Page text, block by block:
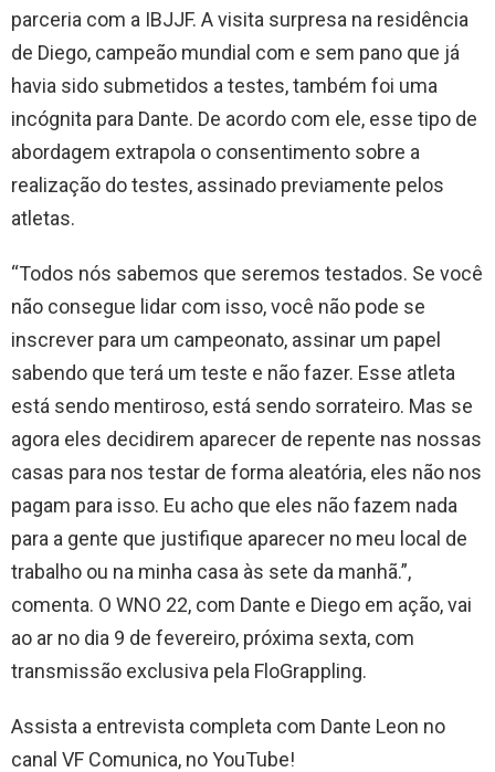
parceria com a IBJJF. A visita surpresa na residência
de Diego, campeão mundial com e sem pano que já
havia sido submetidos a testes, também foi uma
incógnita para Dante. De acordo com ele, esse tipo de
abordagem extrapola o consentimento sobre a
realização do testes, assinado previamente pelos
atletas.
“Todos nós sabemos que seremos testados. Se você
não consegue lidar com isso, você não pode se
inscrever para um campeonato, assinar um papel
sabendo que terá um teste e não fazer. Esse atleta
está sendo mentiroso, está sendo sorrateiro. Mas se
agora eles decidirem aparecer de repente nas nossas
casas para nos testar de forma aleatória, eles não nos
pagam para isso. Eu acho que eles não fazem nada
para a gente que justifique aparecer no meu local de
trabalho ou na minha casa às sete da manhã.”,
comenta. O WNO 22, com Dante e Diego em ação, vai
ao ar no dia 9 de fevereiro, próxima sexta, com
transmissão exclusiva pela FloGrappling.
Assista a entrevista completa com Dante Leon no
canal VF Comunica, no YouTube!